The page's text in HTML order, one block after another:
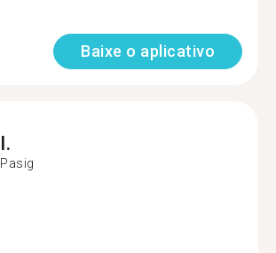
Baixe o aplicativo
I.
Pasig